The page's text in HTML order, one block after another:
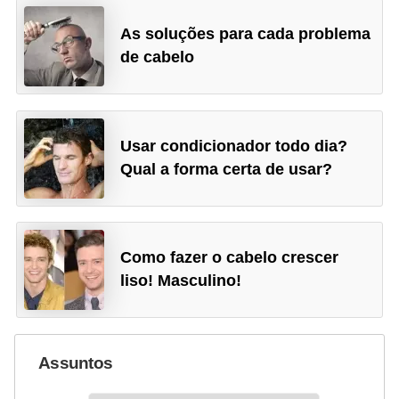
As soluções para cada problema
de cabelo
Usar condicionador todo dia?
Qual a forma certa de usar?
Como fazer o cabelo crescer
liso! Masculino!
Assuntos